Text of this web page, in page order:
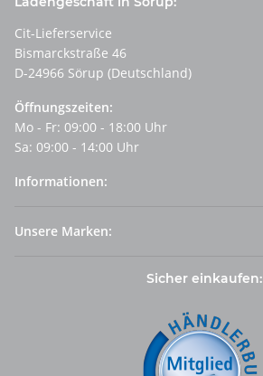
Cit-Lieferservice
Bismarckstraße 46
D-24966 Sörup (Deutschland)
Öffnungszeiten:
Mo - Fr: 09:00 - 18:00 Uhr
Sa: 09:00 - 14:00 Uhr
Informationen:
Unsere Marken:
Sicher einkaufen: